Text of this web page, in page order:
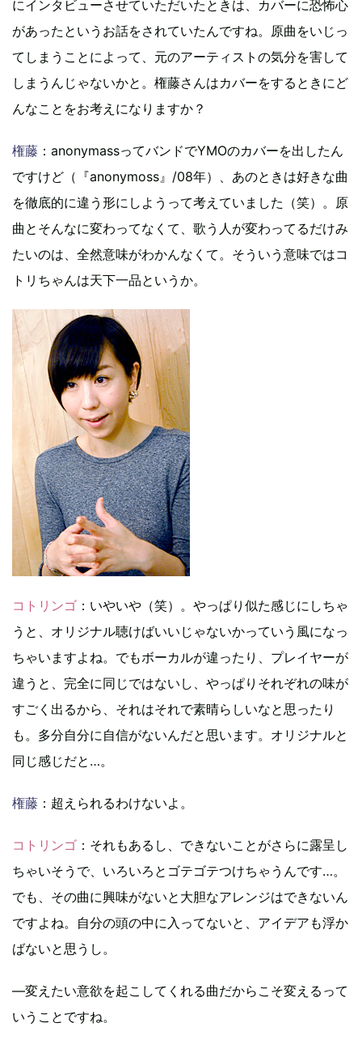
にインタビューさせていただいたときは、カバーに恐怖心
があったというお話をされていたんですね。原曲をいじっ
てしまうことによって、元のアーティストの気分を害して
しまうんじゃないかと。権藤さんはカバーをするときにど
んなことをお考えになりますか？
権藤 ：anonymassってバンドでYMOのカバーを出したん
ですけど（『anonymoss』/08年）、あのときは好きな曲
を徹底的に違う形にしようって考えていました（笑）。原
曲とそんなに変わってなくて、歌う人が変わってるだけみ
たいのは、全然意味がわかんなくて。そういう意味ではコ
トリちゃんは天下一品というか。
コトリンゴ ：いやいや（笑）。やっぱり似た感じにしちゃ
うと、オリジナル聴けばいいじゃないかっていう風になっ
ちゃいますよね。でもボーカルが違ったり、プレイヤーが
違うと、完全に同じではないし、やっぱりそれぞれの味が
すごく出るから、それはそれで素晴らしいなと思ったり
も。多分自分に自信がないんだと思います。オリジナルと
同じ感じだと…。
権藤 ：超えられるわけないよ。
コトリンゴ ：それもあるし、できないことがさらに露呈し
ちゃいそうで、いろいろとゴテゴテつけちゃうんです…。
でも、その曲に興味がないと大胆なアレンジはできないん
ですよね。自分の頭の中に入ってないと、アイデアも浮か
ばないと思うし。
―変えたい意欲を起こしてくれる曲だからこそ変えるって
いうことですね。